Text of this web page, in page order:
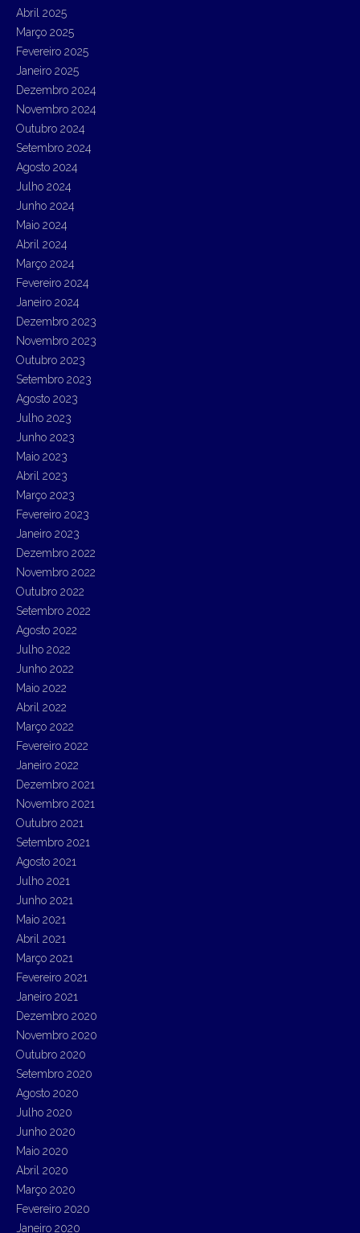
Abril 2025
Março 2025
Fevereiro 2025
Janeiro 2025
Dezembro 2024
Novembro 2024
Outubro 2024
Setembro 2024
Agosto 2024
Julho 2024
Junho 2024
Maio 2024
Abril 2024
Março 2024
Fevereiro 2024
Janeiro 2024
Dezembro 2023
Novembro 2023
Outubro 2023
Setembro 2023
Agosto 2023
Julho 2023
Junho 2023
Maio 2023
Abril 2023
Março 2023
Fevereiro 2023
Janeiro 2023
Dezembro 2022
Novembro 2022
Outubro 2022
Setembro 2022
Agosto 2022
Julho 2022
Junho 2022
Maio 2022
Abril 2022
Março 2022
Fevereiro 2022
Janeiro 2022
Dezembro 2021
Novembro 2021
Outubro 2021
Setembro 2021
Agosto 2021
Julho 2021
Junho 2021
Maio 2021
Abril 2021
Março 2021
Fevereiro 2021
Janeiro 2021
Dezembro 2020
Novembro 2020
Outubro 2020
Setembro 2020
Agosto 2020
Julho 2020
Junho 2020
Maio 2020
Abril 2020
Março 2020
Fevereiro 2020
Janeiro 2020